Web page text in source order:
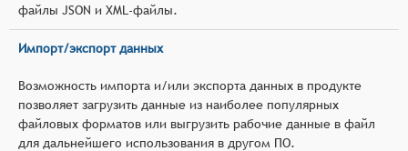
файлы JSON и XML-файлы.
Импорт/экспорт данных
Возможность импорта и/или экспорта данных в продукте
позволяет загрузить данные из наиболее популярных
файловых форматов или выгрузить рабочие данные в файл
для дальнейшего использования в другом ПО.